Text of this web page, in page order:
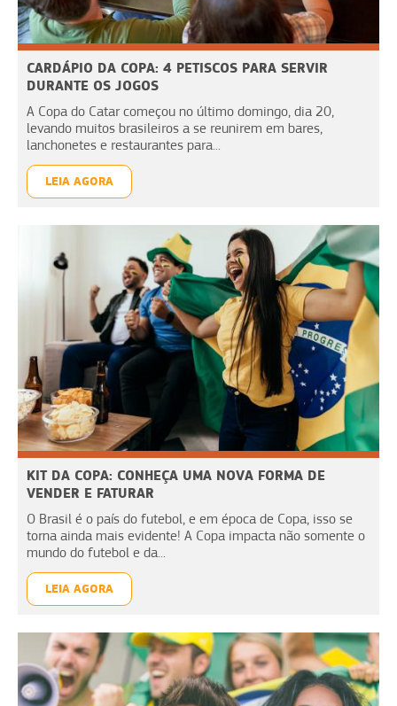
CARDÁPIO DA COPA: 4 PETISCOS PARA SERVIR
DURANTE OS JOGOS
A Copa do Catar começou no último domingo, dia 20,
levando muitos brasileiros a se reunirem em bares,
lanchonetes e restaurantes para...
LEIA AGORA
KIT DA COPA: CONHEÇA UMA NOVA FORMA DE
VENDER E FATURAR
O Brasil é o país do futebol, e em época de Copa, isso se
torna ainda mais evidente! A Copa impacta não somente o
mundo do futebol e da...
LEIA AGORA